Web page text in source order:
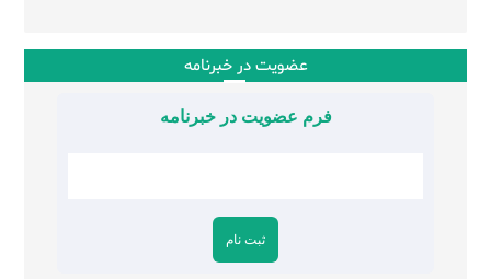
عضویت در خبرنامه
فرم عضویت در خبرنامه